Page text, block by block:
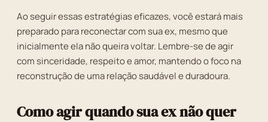
Ao seguir essas estratégias eficazes, você estará mais
preparado para reconectar com sua ex, mesmo que
inicialmente ela não queira voltar. Lembre-se de agir
com sinceridade, respeito e amor, mantendo o foco na
reconstrução de uma relação saudável e duradoura.
Como agir quando sua ex não quer